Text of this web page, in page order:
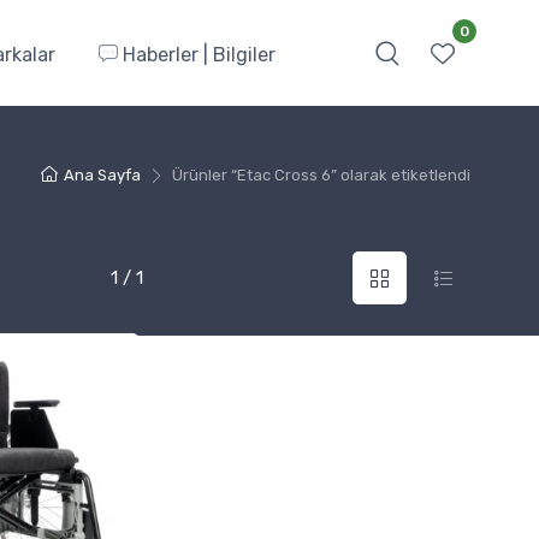
0
Haberler | Bilgiler
Ana Sayfa Ürünler “Etac Cross 6” olarak etiketlendi
1 / 1